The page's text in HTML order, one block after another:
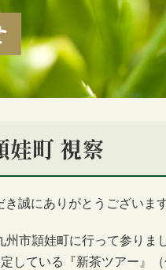
娃町 視察
誠にありがとうございます
市頴娃町に行って参りまし
している『新茶ツアー』（